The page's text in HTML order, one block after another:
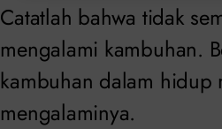
Catatlah bahwa tidak
mengalami kambuhan.
kambuhan dalam hidup
mengalaminya.